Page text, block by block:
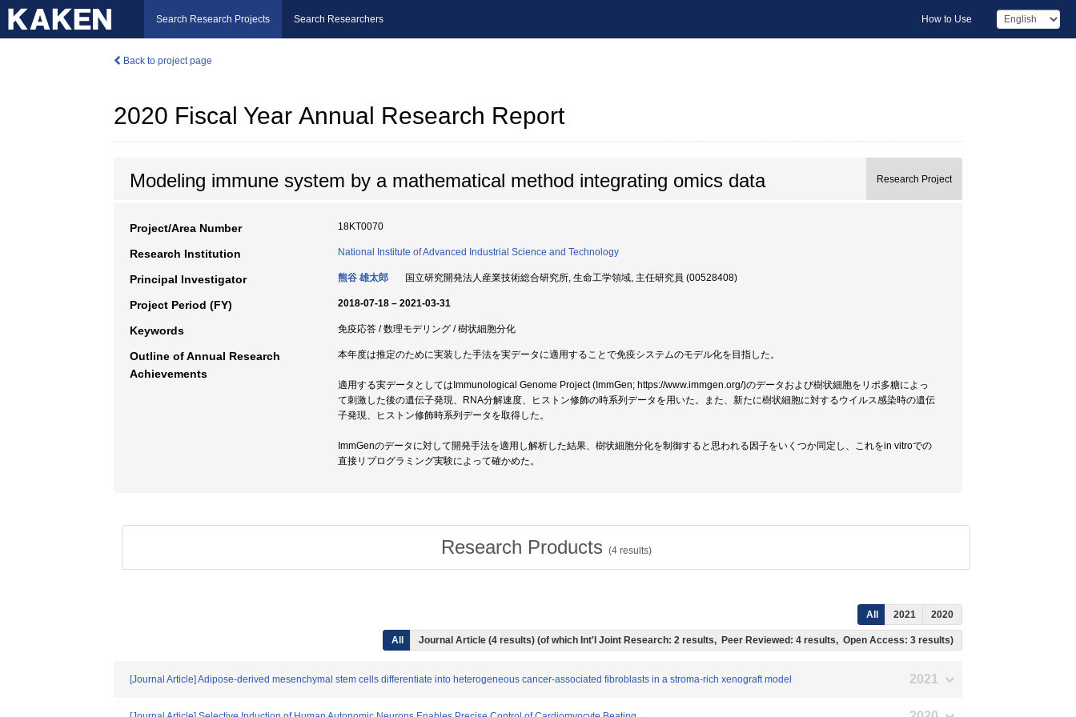
Search Research Projects Search Researchers How to Use
Back to project page
2020 Fiscal Year Annual Research Report
Modeling immune system by a mathematical method integrating omics data Research Project
Project/Area Number 18KT0070
Research Institution National Institute of Advanced Industrial Science and Technology
Principal Investigator 熊谷 雄太郎 国立研究開発法人産業技術総合研究所, 生命工学領域, 主任研究員 (00528408)
Project Period (FY) 2018-07-18 – 2021-03-31
Keywords 免疫応答 / 数理モデリング / 樹状細胞分化
Outline of Annual Research
Achievements
本年度は推定のために実装した手法を実データに適用することで免疫システムのモデル化を目指した。
適用する実データとしてはImmunological Genome Project (ImmGen; https://www.immgen.org/)のデータおよび樹状細胞をリポ多糖によっ
て刺激した後の遺伝子発現、RNA分解速度、ヒストン修飾の時系列データを用いた。また、新たに樹状細胞に対するウイルス感染時の遺伝
子発現、ヒストン修飾時系列データを取得した。
ImmGenのデータに対して開発手法を適用し解析した結果、樹状細胞分化を制御すると思われる因子をいくつか同定し、これをin vitroでの
直接リプログラミング実験によって確かめた。
Research Products (4results)
All 2021 2020
All Journal Article (4 results) (of which Int'l Joint Research: 2 results, Peer Reviewed: 4 results, Open Access: 3 results)
[Journal Article] Adipose-derived mesenchymal stem cells differentiate into heterogeneous cancer-associated fibroblasts in a stroma-rich xenograft model 2021